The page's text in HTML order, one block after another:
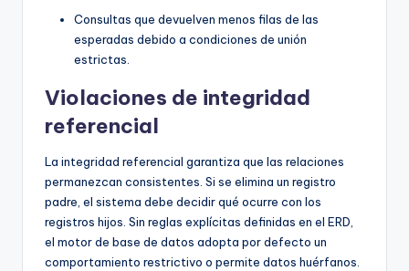
Consultas que devuelven menos filas de las
esperadas debido a condiciones de unión
estrictas.
Violaciones de integridad
referencial
La integridad referencial garantiza que las relaciones
permanezcan consistentes. Si se elimina un registro
padre, el sistema debe decidir qué ocurre con los
registros hijos. Sin reglas explícitas definidas en el ERD,
el motor de base de datos adopta por defecto un
comportamiento restrictivo o permite datos huérfanos.